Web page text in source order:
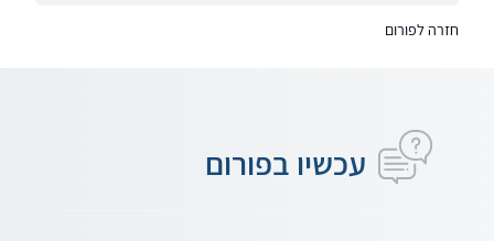
חזרה לפורום
עכשיו בפורום